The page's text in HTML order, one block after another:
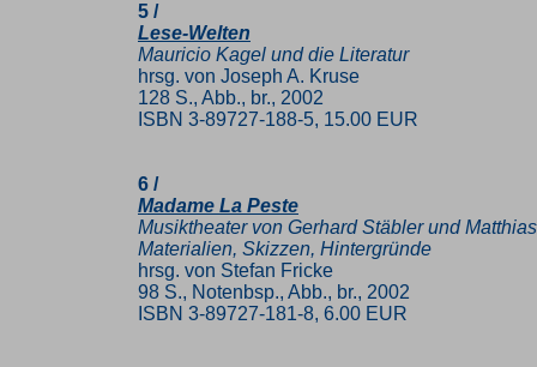
5 /
Lese-Welten
Mauricio Kagel und die Literatur
hrsg. von Joseph A. Kruse
128 S., Abb., br., 2002
ISBN 3-89727-188-5, 15.00 EUR
6 /
Madame La Peste
Musiktheater von Gerhard Stäbler und
Materialien, Skizzen, Hintergründe
hrsg. von Stefan Fricke
98 S., Notenbsp., Abb., br., 2002
ISBN 3-89727-181-8, 6.00 EUR